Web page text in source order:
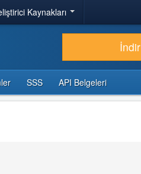
Kaynakları
İndir
SSS API Belgeleri